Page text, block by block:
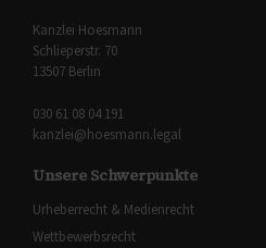
Kanzlei Hoesmann
Schlieperstr. 70
13507 Berlin
030 61 08 04 191
kanzlei@hoesmann.legal
Unsere Schwerpunkte
Urheberrecht & Medienrecht
Wettbewerbsrecht